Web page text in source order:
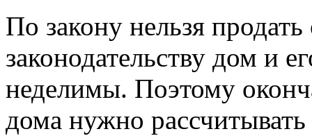
По закону нельзя
законодательству дом и
неделимы. Поэтому
дома нужно